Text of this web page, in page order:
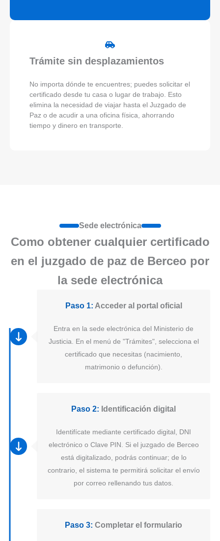
Trámite sin desplazamientos
No importa dónde te encuentres; puedes solicitar el
certificado desde tu casa o lugar de trabajo. Esto
elimina la necesidad de viajar hasta el Juzgado de
Paz o de acudir a una oficina física, ahorrando
tiempo y dinero en transporte.
Sede electrónica
Como obtener cualquier certificado
en el juzgado de paz de Berceo por
la sede electrónica
Paso 1: Acceder al portal oficial
Entra en la sede electrónica del Ministerio de
Justicia. En el menú de "Trámites", selecciona el
certificado que necesitas (nacimiento,
matrimonio o defunción).
Paso 2: Identificación digital
Identifícate mediante certificado digital, DNI
electrónico o Clave PIN. Si el juzgado de Berceo
está digitalizado, podrás continuar; de lo
contrario, el sistema te permitirá solicitar el envío
por correo rellenando tus datos.
Paso 3: Completar el formulario